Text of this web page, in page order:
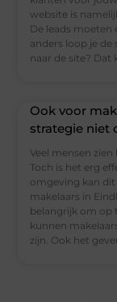
website is
De leads moeten
anders loop je de
naar de site? Dat
Ook voor
strategie niet
Veel mensen
Toch is het erg
omgeving kan dit
makelaars in
belangrijk om op
kunnen
zijn. Ook het